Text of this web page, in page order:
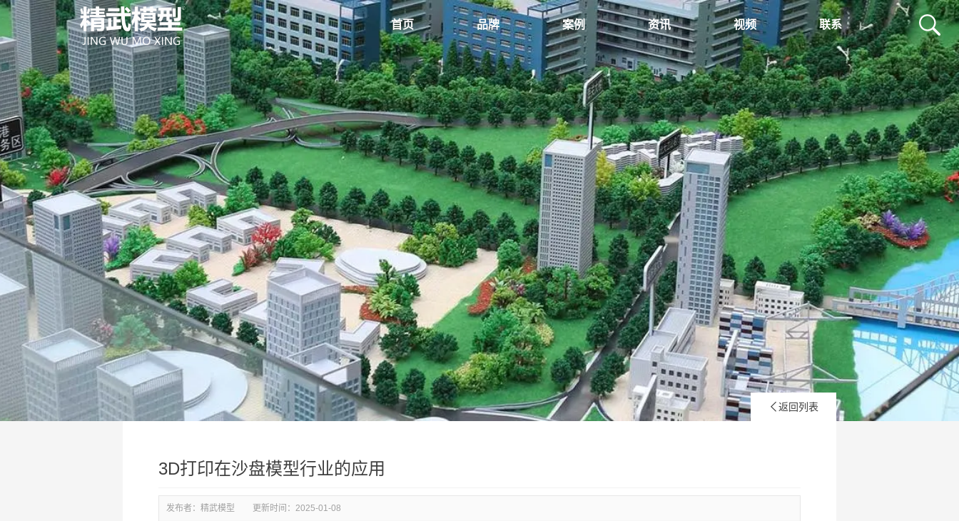
首页 品牌 案例 资讯 视频 联系
 返回列表
3D打印在沙盘模型行业的应用
发布者：精武模型 更新时间： 2025-01-08